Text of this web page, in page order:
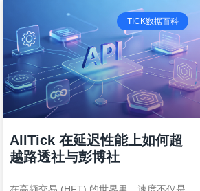
TICK数据百科
AllTick 在延迟性能上如何超
越路透社与彭博社
在高频交易 (HFT) 的世界里，速度不仅是